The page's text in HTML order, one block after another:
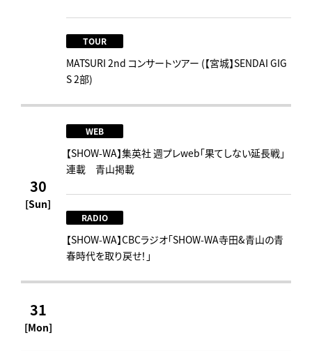
TOUR
MATSURI 2nd コンサートツアー (【宮城】SENDAI GIG
S 2部)
30
[Sun]
WEB
【SHOW-WA】集英社 週プレweb｢果てしない延長戦｣
連載 青山掲載
RADIO
【SHOW-WA】CBCラジオ｢SHOW-WA寺田&青山の青
春時代を取り戻せ！｣
31
[Mon]